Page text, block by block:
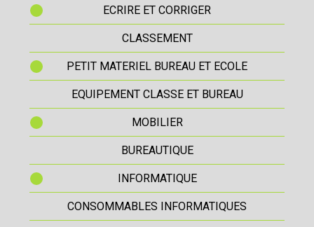
ECRIRE ET CORRIGER
CLASSEMENT
PETIT MATERIEL BUREAU ET ECOLE
EQUIPEMENT CLASSE ET BUREAU
MOBILIER
BUREAUTIQUE
INFORMATIQUE
CONSOMMABLES INFORMATIQUES